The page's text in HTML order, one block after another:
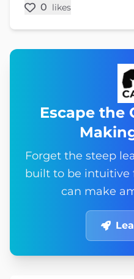
0 likes
Escape the
Forget the steep
built to be intuitive
can make